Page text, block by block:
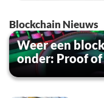
Blockchain Nieuws
Weer een
onder: Proof